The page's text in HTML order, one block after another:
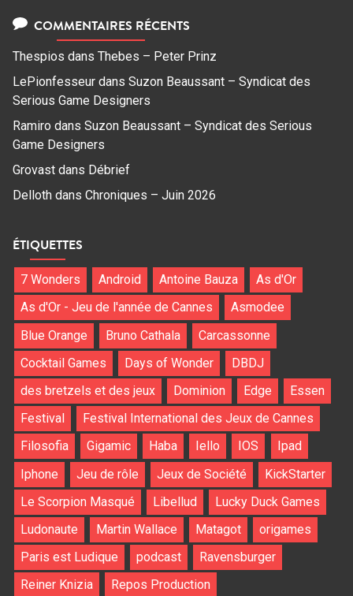
COMMENTAIRES RÉCENTS
Thespios dans Thebes – Peter Prinz
LePionfesseur dans Suzon Beaussant – Syndicat des
Serious Game Designers
Ramiro dans Suzon Beaussant – Syndicat des Serious
Game Designers
Grovast dans Débrief
Delloth dans Chroniques – Juin 2026
ÉTIQUETTES
7 Wonders Android Antoine Bauza
As d'Or
As d'Or - Jeu de l'année de Cannes
Asmodee
Blue Orange
Bruno Cathala
Carcassonne
Cocktail Games
Days of Wonder
DBDJ
des bretzels et des jeux
Dominion Edge
Essen
Festival
Festival International des Jeux de Cannes
Filosofia
Gigamic Haba Iello IOS
Ipad
Iphone
Jeu de rôle Jeux de Société
KickStarter
Le Scorpion Masqué
Libellud
Lucky Duck Games
Ludonaute
Martin Wallace Matagot
origames
Paris est Ludique
podcast
Ravensburger
Reiner Knizia
Repos Production